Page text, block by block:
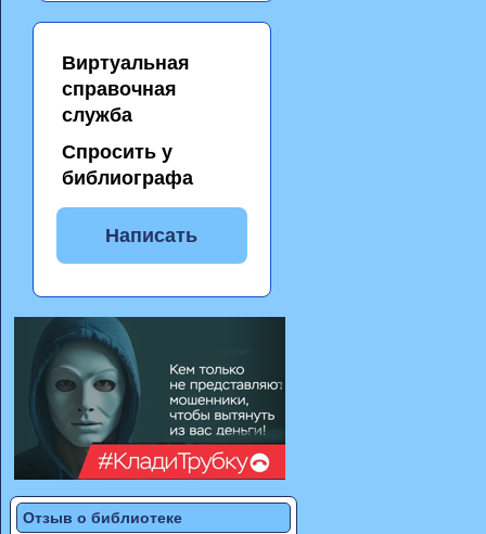
Виртуальная
справочная
служба
Спросить у
библиографа
Написать
Отзыв о библиотеке